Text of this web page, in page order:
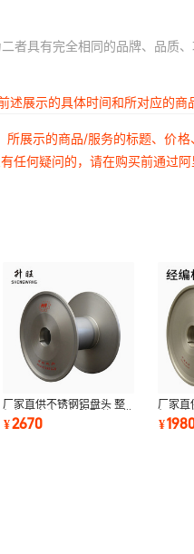
者具有完全相同的品牌、品质、
展示的具体时间和所对应的商
展示的商品/服务的标题、价
何疑问的，请在购买前通过
厂家直供不锈钢铝盘头 整
经加大盘头，经防配件可批
发
¥2670
厂家直
机盘
织带机
¥